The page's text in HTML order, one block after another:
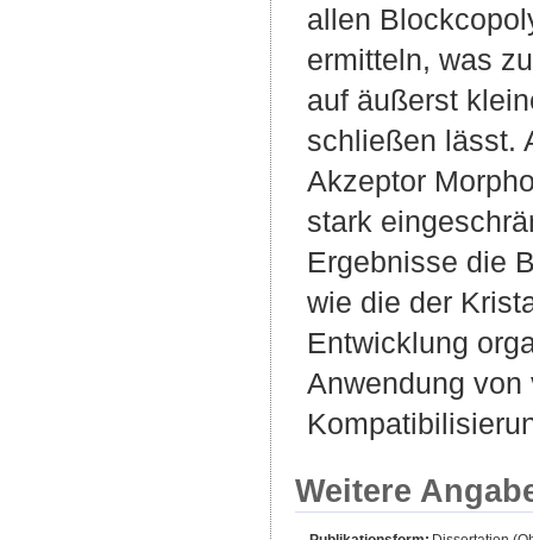
allen
ermitteln, was
auf äußerst
schließen lässt.
Akzeptor
stark
Ergebnisse die
wie die der
Entwicklung
Anwendung
Weitere